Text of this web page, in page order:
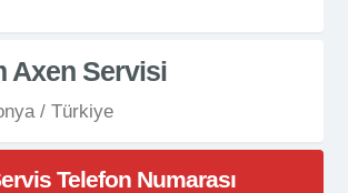
Axen Servisi
/ Türkiye
Telefon Numarası